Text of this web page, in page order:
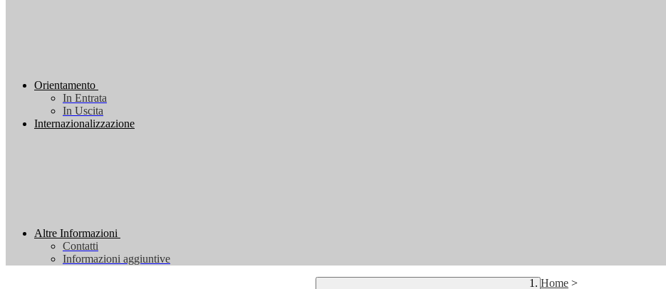
Orientamento
In Entrata
In Uscita
Internazionalizzazione
Altre Informazioni
Contatti
Informazioni aggiuntive
Home >